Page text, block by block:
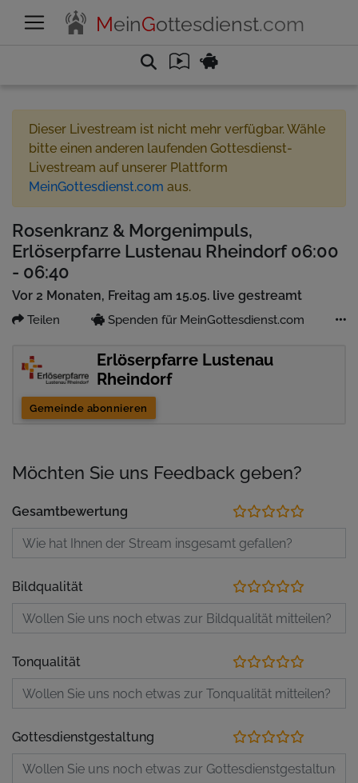
MeinGottesdienst.com
Dieser Livestream ist nicht mehr verfügbar. Wähle
bitte einen anderen laufenden Gottesdienst-
Livestream auf unserer Plattform
MeinGottesdienst.com aus.
Rosenkranz & Morgenimpuls,
Erlöserpfarre Lustenau Rheindorf 06:00
- 06:40
Vor 2 Monaten, Freitag am 15.05. live gestreamt
Teilen Spenden für MeinGottesdienst.com
Erlöserpfarre Lustenau
Rheindorf
Gemeinde abonnieren
Möchten Sie uns Feedback geben?
Gesamtbewertung
Bildqualität
Tonqualität
Gottesdienstgestaltung